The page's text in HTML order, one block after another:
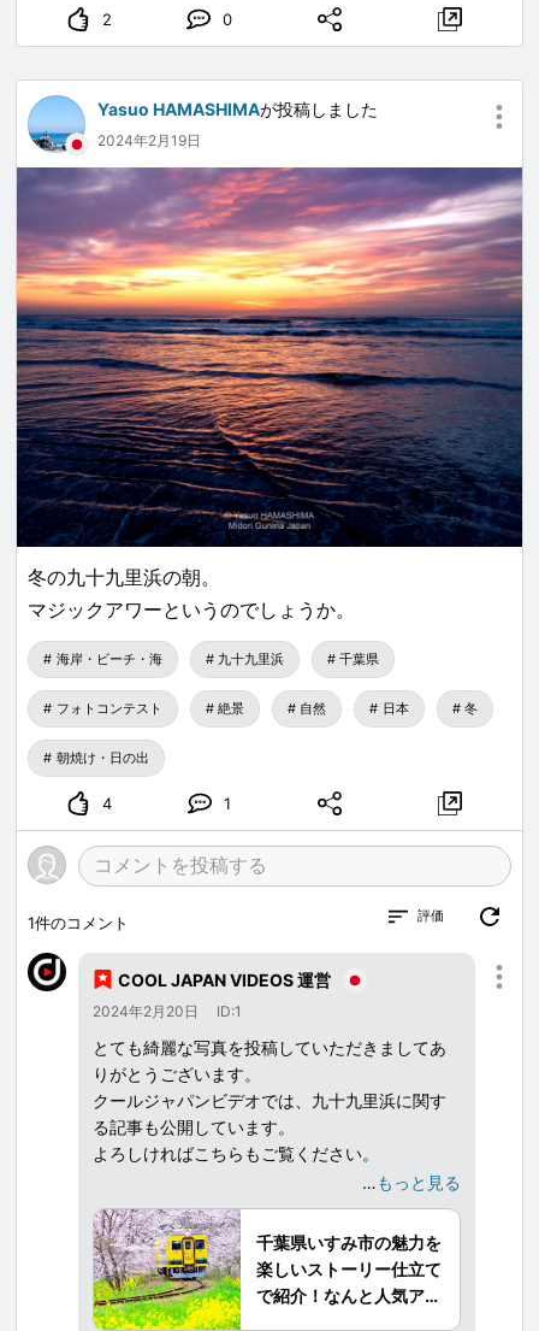
2 0
Yasuo HAMASHIMAが投稿しました
2024年2月19日
冬の九十九里浜の朝。
マジックアワーというのでしょうか。
海岸・ビーチ・海 九十九里浜 千葉県
フォトコンテスト 絶景 自然 日本 冬
朝焼け・日の出
4 1
1件のコメント 評価
COOL JAPAN VIDEOS 運営
2024年2月20日 ID:1
とても綺麗な写真を投稿していただきましてあ
りがとうございます。
クールジャパンビデオでは、九十九里浜に関す
る記事も公開しています。
よろしければこちらもご覧ください。
千葉県いすみ市は、観光やグルメの魅力を動画
と共にご紹介。
いすみ市は、映画『万引き家族』ロケ地の誘致
に成功するなど、プロモーション活動も活発に
おこなっています。
…もっと見る
千葉県いすみ市の魅力を
楽しいストーリー仕立て
で紹介！なんと人気アイ